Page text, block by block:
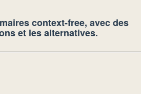
context-free, avec des
et les alternatives.